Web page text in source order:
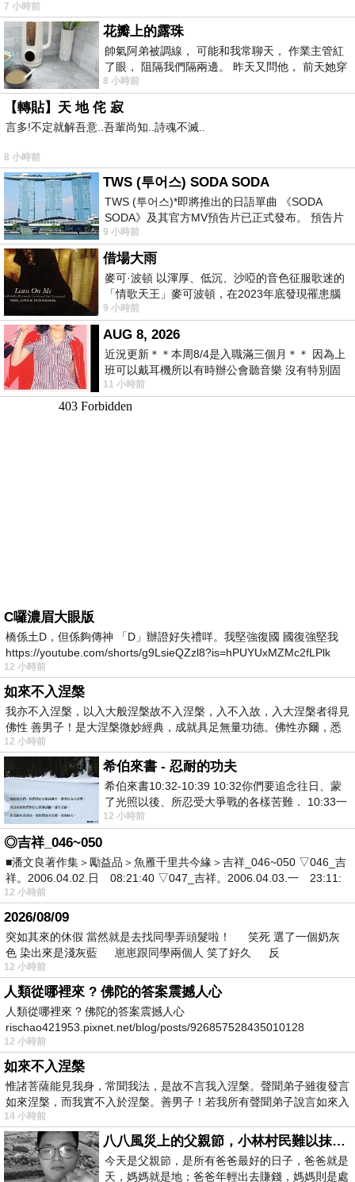
常颳風的山丘上—&m
7 小時前
花瓣上的露珠
帥氣阿弟被調線， 可能和我常聊天， 作業主管紅
了眼， 阻隔我們隔兩邊。 昨天又問他， 前天她穿
什麼顏色衣服， 不經
8 小時前
【轉貼】天 地 侘 寂
言多!不定就解吾意..吾輩尚知..詩魂不滅..
8 小時前
TWS (투어스) SODA SODA
TWS (투어스)*即將推出的日語單曲 《SODA
SODA》及其官方MV預告片已正式發布。 預告片
一經發布， 就引發了粉絲們對這次夏季回
9 小時前
借場大雨
麥可·波頓 以渾厚、低沉、沙啞的音色征服歌迷的
「情歌天王」麥可波頓，在2023年底發現罹患腦
瘤「祈禱早日康復，一切都好」。
9 小時前
AUG 8, 2026
近況更新＊＊本周8/4是入職滿三個月＊＊ 因為上
班可以戴耳機所以有時辦公會聽音樂 沒有特別固
定哪天但就是一周某一天會固定聽'90
11 小時前
C囉濃眉大眼版
橋係土D，但係夠傳神 「D」辦證好失禮咩。我堅強復國 國復強堅我
https://youtube.com/shorts/g9LsieQZzl8?is=hPUYUxMZMc2fLPlk
12 小時前
如來不入涅槃
我亦不入涅槃，以入大般涅槃故不入涅槃，入不入故，入大涅槃者得見
佛性 善男子！是大涅槃微妙經典，成就具足無量功德。佛性亦爾，悉
12 小時前
希伯來書 - 忍耐的功夫
希伯來書10:32-10:39 10:32你們要追念往日、蒙
了光照以後、所忍受大爭戰的各樣苦難． 10:33一
面被毀謗、遭患難、成了戲景、叫眾人
12 小時前
◎吉祥_046~050
■潘文良著作集＞勵益品＞魚雁千里共今緣＞吉祥_046~050 ▽046_吉
祥。2006.04.02.日 08:21:40 ▽047_吉祥。2006.04.03.一 23:11:
12 小時前
2026/08/09
突如其來的休假 當然就是去找同學弄頭髮啦！ 笑死 選了一個奶灰
色 染出來是淺灰藍 崽崽跟同學兩個人 笑了好久 反
12 小時前
人類從哪裡來 ? 佛陀的答案震撼人心
人類從哪裡來 ? 佛陀的答案震撼人心
rischao421953.pixnet.net/blog/posts/926857528435010128
12 小時前
如來不入涅槃
惟諸菩薩能見我身，常聞我法，是故不言我入涅槃。聲聞弟子雖復發言
如來涅槃，而我實不入於涅槃。善男子！若我所有聲聞弟子說言如來入
14 小時前
八八風災上的父親節，小林村民難以抹滅的痛
今天是父親節，是所有爸爸最好的日子，爸爸就是
天，媽媽就是地；爸爸年輕出去賺錢，媽媽則是處